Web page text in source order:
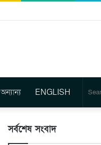
অন্যান্য ENGLISH
সর্বশেষ সংবাদ